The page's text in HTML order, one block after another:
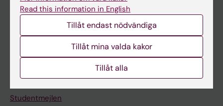
Kalender
Student
Schema
Studentmejlen
Read this information in English
Tillåt endast nödvändiga
Tillåt mina valda kakor
Tillåt alla